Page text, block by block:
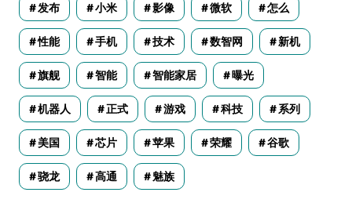
发布 小米 影像 微软 怎么
性能 手机 技术 数智网 新机
旗舰 智能 智能家居 曝光
机器人 正式 游戏 科技 系列
美国 芯片 苹果 荣耀 谷歌
骁龙 高通 魅族